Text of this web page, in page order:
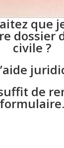
que
dossier
civile ?
de
formulaire.